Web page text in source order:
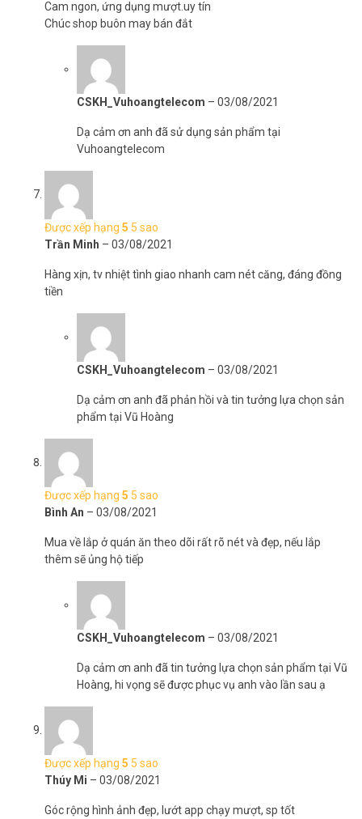
Cam ngon, ứng dụng mượt.uy tín
Chúc shop buôn may bán đắt
CSKH_Vuhoangtelecom – 03/08/2021
Dạ cảm ơn anh đã sử dụng sản phẩm tại
Vuhoangtelecom
Được xếp hạng 5 5 sao
Trần Minh – 03/08/2021
Hàng xịn, tv nhiệt tình giao nhanh cam nét căng, đáng đồng
tiền
CSKH_Vuhoangtelecom – 03/08/2021
Dạ cảm ơn anh đã phản hồi và tin tưởng lựa chọn sản
phẩm tại Vũ Hoàng
Được xếp hạng 5 5 sao
Bình An – 03/08/2021
Mua về lắp ở quán ăn theo dõi rất rõ nét và đẹp, nếu lắp
thêm sẽ ủng hộ tiếp
CSKH_Vuhoangtelecom – 03/08/2021
Dạ cảm ơn anh đã tin tưởng lựa chọn sản phẩm tại Vũ
Hoàng, hi vọng sẽ được phục vụ anh vào lần sau ạ
Được xếp hạng 5 5 sao
Thúy Mi – 03/08/2021
Góc rộng hình ảnh đẹp, lướt app chạy mượt, sp tốt